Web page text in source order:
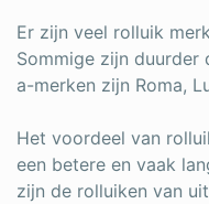
Er zijn veel rolluik
Sommige zijn duurder
a-merken zijn Roma,
Het voordeel van
een betere en vaak
zijn de rolluiken van